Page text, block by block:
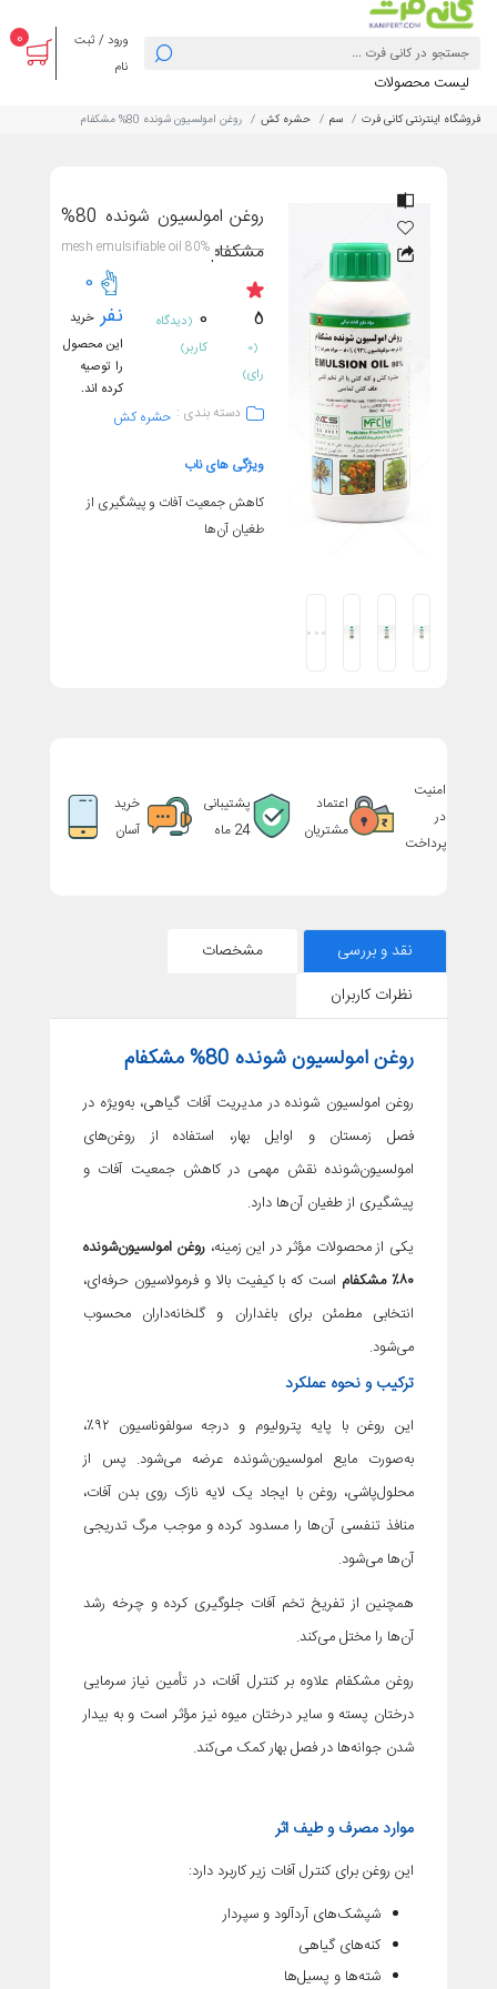
ورود / ثبت
نام
0
لیست محصولات
فروشگاه اینترنتی کانی فرت سم حشره کش روغن امولسیون شونده 80% مشکفام
روغن امولسیون شونده 80%
مشکفام80% mesh emulsifiable oil
5
(0
رای)
0 (دیدگاه
کاربر)
0
نفر خرید
این محصول
را توصیه
کرده اند.
دسته بندی : حشره کش
ویژگی های ناب
کاهش جمعیت آفات و پیشگیری از
طغیان آن‌ها
امنیت
در
پرداخت
اعتماد
مشتریان
پشتیبانی
24 ماه
خرید
آسان
نقد و بررسی
مشخصات
نظرات کاربران
روغن امولسیون شونده 80% مشکفام
روغن امولسیون شونده در مدیریت آفات گیاهی، به‌ویژه در
فصل زمستان و اوایل بهار، استفاده از روغن‌های
امولسیون‌شونده نقش مهمی در کاهش جمعیت آفات و
پیشگیری از طغیان آن‌ها دارد.
یکی از محصولات مؤثر در این زمینه،روغن امولسیون‌شونده
۸۰٪ مشکفام
است که با کیفیت بالا و فرمولاسیون حرفه‌ای،
انتخابی مطمئن برای باغداران و گلخانه‌داران محسوب
می‌شود.
ترکیب و نحوه عملکرد
این روغن با پایه پترولیوم و درجه سولفوناسیون ۹۲٪،
به‌صورت مایع امولسیون‌شونده عرضه می‌شود. پس از
محلول‌پاشی، روغن با ایجاد یک لایه نازک روی بدن آفات،
منافذ تنفسی آن‌ها را مسدود کرده و موجب مرگ تدریجی
آن‌ها می‌شود.
همچنین از تفریخ تخم آفات جلوگیری کرده و چرخه رشد
آن‌ها را مختل می‌کند.
روغن مشکفام علاوه بر کنترل آفات، در تأمین نیاز سرمایی
درختان پسته و سایر درختان میوه نیز مؤثر است و به بیدار
شدن جوانه‌ها در فصل بهار کمک می‌کند.
موارد مصرف و طیف اثر
این روغن برای کنترل آفات زیر کاربرد دارد:
شپشک‌های آردآلود و سپردار
کنه‌های گیاهی
شته‌ها و پسیل‌ها